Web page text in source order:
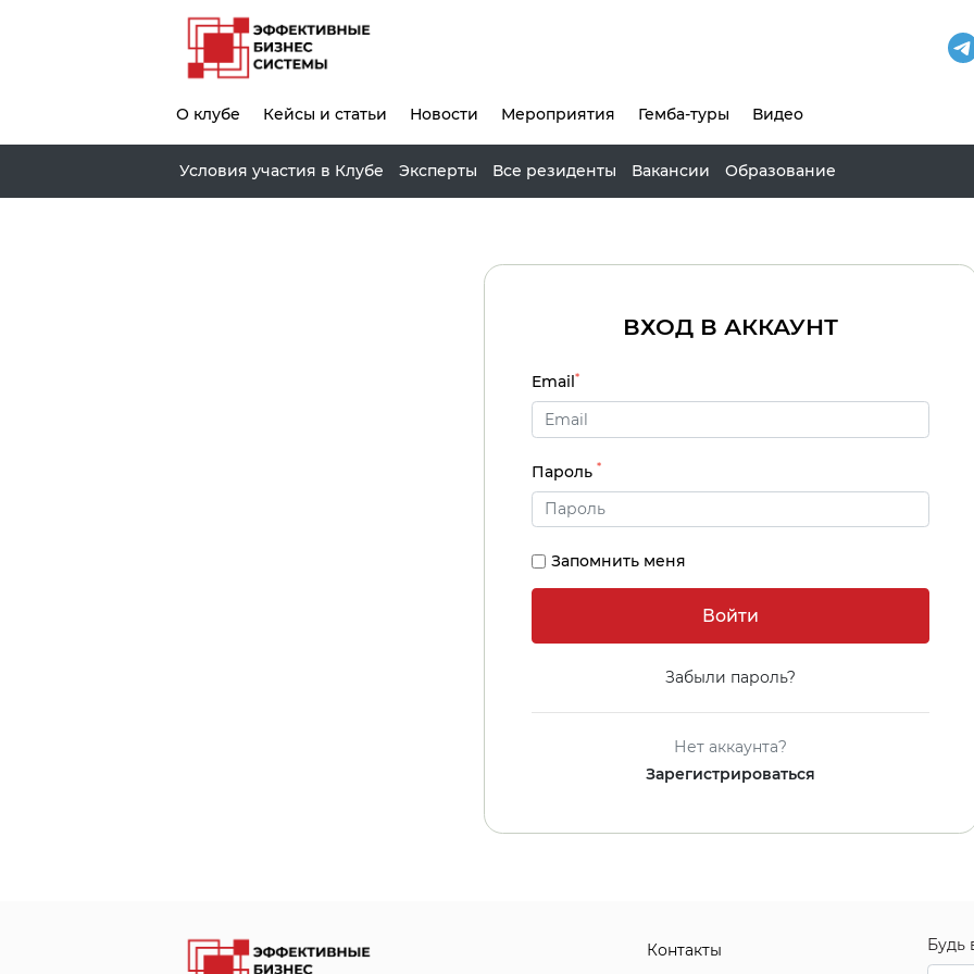
О клубе Кейсы и статьи Новости Мероприятия Гемба-туры Видео
Условия участия в Клубе Эксперты Все резиденты Вакансии Образование
ВХОД В АККАУНТ
Email*
Пароль*
Запомнить меня
Забыли пароль?
Нет аккаунта?
Зарегистрироваться
Контакты
Будь